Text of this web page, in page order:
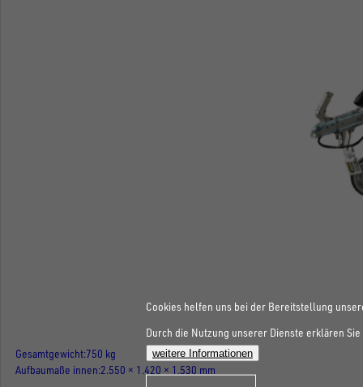
Gesamtgewicht 750 kg
Aufbaumaße innen 2.550 × 1.420 × 1.530 mm
Cookies helfen uns bei der Bereitstellung
Durch die Nutzung unserer Dienste erklären
weitere Informationen